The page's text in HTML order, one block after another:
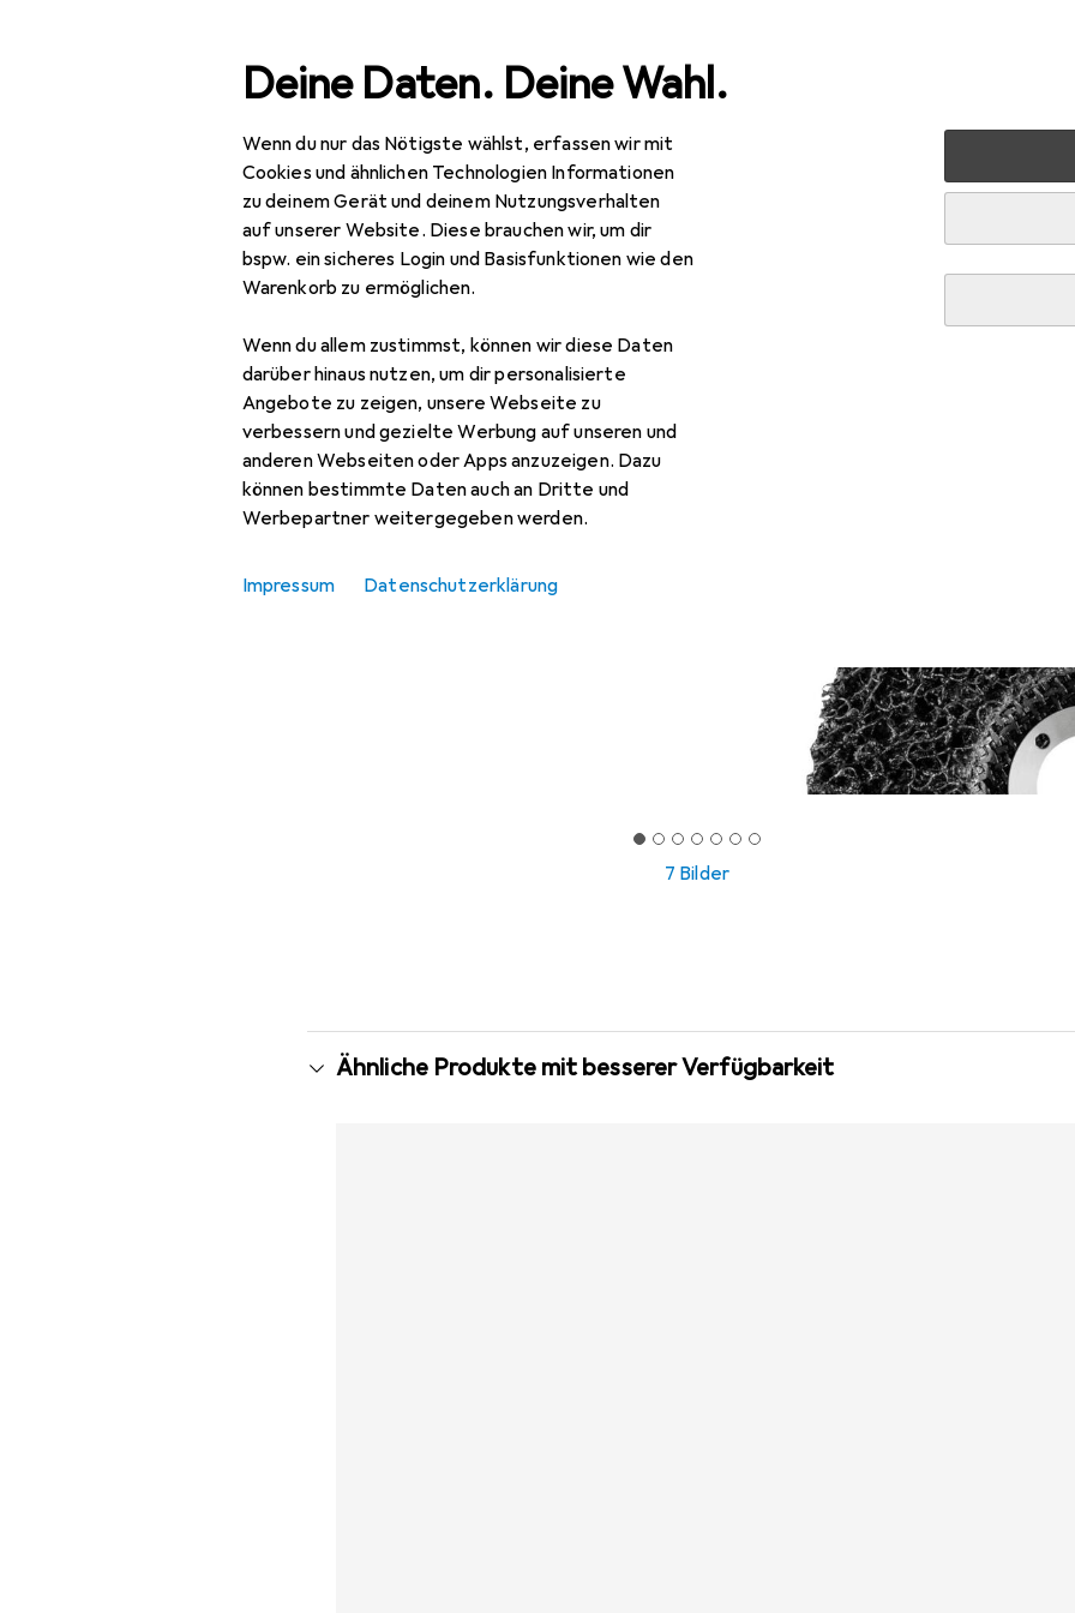
Deine Daten. Deine Wahl.
Wenn du nur das Nötigste wählst, erfassen wir mit
Cookies und ähnlichen Technologien Informationen
zu deinem Gerät und deinem Nutzungsverhalten
auf unserer Website. Diese brauchen wir, um dir
bspw. ein sicheres Login und Basisfunktionen wie den
Warenkorb zu ermöglichen.
Wenn du allem zustimmst, können wir diese Daten
darüber hinaus nutzen, um dir personalisierte
Angebote zu zeigen, unsere Webseite zu
verbessern und gezielte Werbung auf unseren und
anderen Webseiten oder Apps anzuzeigen. Dazu
können bestimmte Daten auch an Dritte und
Werbepartner weitergegeben werden.
Impressum Datenschutzerklärung
Navigation nach Kategorien
Gesamtsortiment Baumarkt + Garten Werkzeug + Werkstatt
7 Bilder
Ähnliche Produkte mit besserer Verfügbarkeit